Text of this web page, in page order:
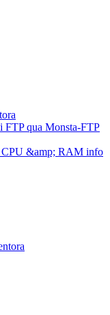
FTP qua Monsta-FTP
CPU &amp; RAM info